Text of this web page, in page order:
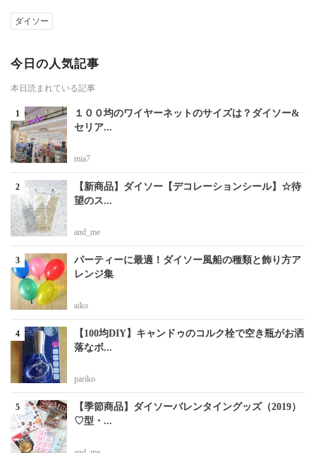
ダイソー
今日の人気記事
本日読まれている記事
１００均のワイヤーネットのサイズは？ダイソー&
セリア...
mia7
【新商品】ダイソー【デコレーションシール】☆待
望のス...
and_me
パーティーに最適！ダイソー風船の種類と飾り方ア
レンジ集
aiko
【100均DIY】キャンドゥのコルク栓で空き瓶がお洒
落なボ...
pariko
【季節商品】ダイソーバレンタイングッズ（2019）
♡型・...